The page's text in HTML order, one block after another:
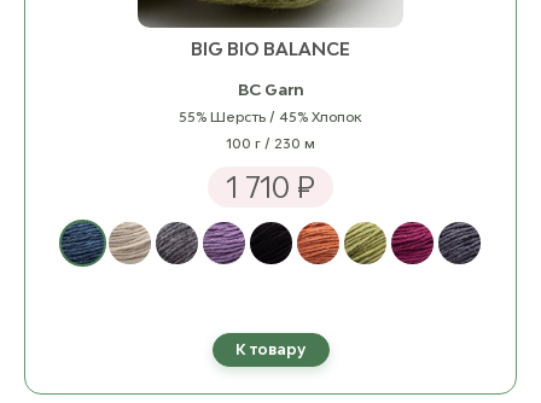
BIG BIO BALANCE
BC Garn
55% Шерсть / 45% Хлопок
100 г / 230 м
1 710 ₽
К товару